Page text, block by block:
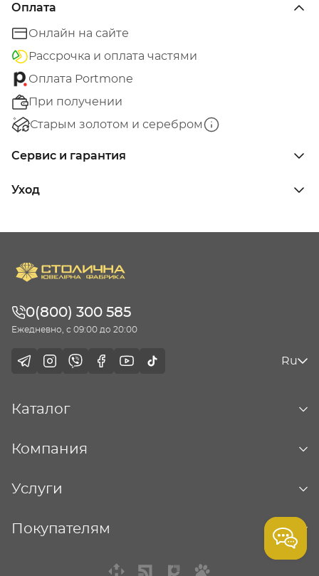
Оплата
Онлайн на сайте
Рассрочка и оплата частями
Оплата Portmone
При получении
Старым золотом и серебром
Сервис и гарантия
Уход
0(800) 300 585
Ежедневно, с 09:00 до 20:00
Ru
Каталог
Компания
Услуги
Покупателям